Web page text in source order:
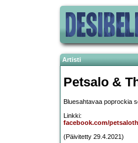
Artisti
Petsalo &
Bluesahtavaa poprockia
Linkki:
facebook.com/
(Päivitetty 29.4.2021)